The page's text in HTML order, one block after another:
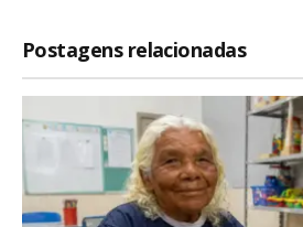
Postagens relacionadas